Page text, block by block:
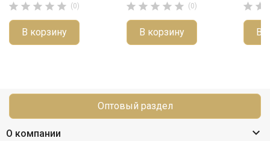
     (0)
В корзину
     (0)
В корзину
 
В
Оптовый раздел
О компании 